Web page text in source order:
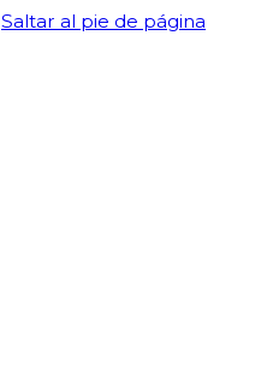
Saltar al pie de página